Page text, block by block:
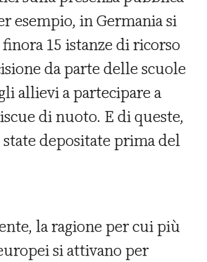
esempio, in Germania si
15 istanze di ricorso
da parte delle scuole
allievi a partecipare a
di nuoto. E di queste,
depositate prima del
la ragione per cui più
si attivano per